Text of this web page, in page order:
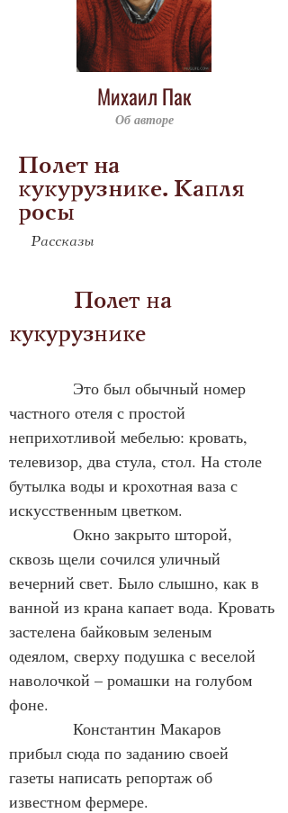
Михаил Пак
Об авторе
Полет на
кукурузнике. Капля
росы
Рассказы
Полет на
кукурузнике
Это был обычный номер
частного отеля с простой
неприхотливой мебелью: кровать,
телевизор, два стула, стол. На столе
бутылка воды и крохотная ваза с
искусственным цветком.
Окно закрыто шторой,
сквозь щели сочился уличный
вечерний свет. Было слышно, как в
ванной из крана капает вода. Кровать
застелена байковым зеленым
одеялом, сверху подушка с веселой
наволочкой – ромашки на голубом
фоне.
Константин Макаров
прибыл сюда по заданию своей
газеты написать репортаж об
известном фермере.